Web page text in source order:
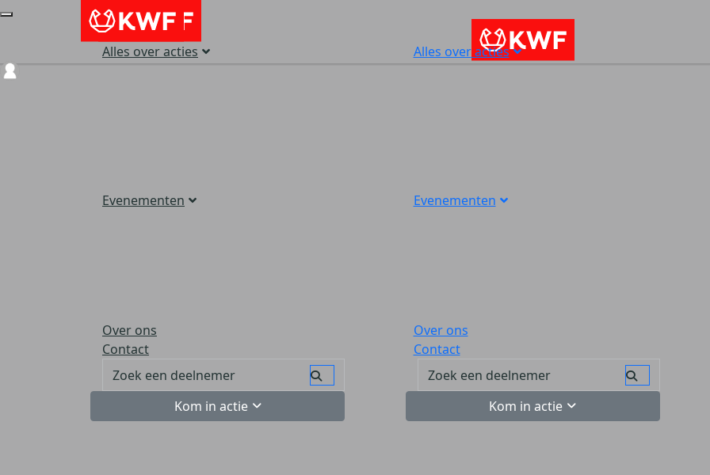
Alles over acties
Evenementen
Over ons
Contact
Kom in actie
Alles over acties
Evenementen
Over ons
Contact
Kom in actie